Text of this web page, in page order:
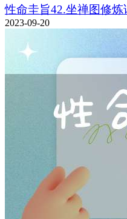
性命圭旨42.坐禅图修炼
2023-09-20